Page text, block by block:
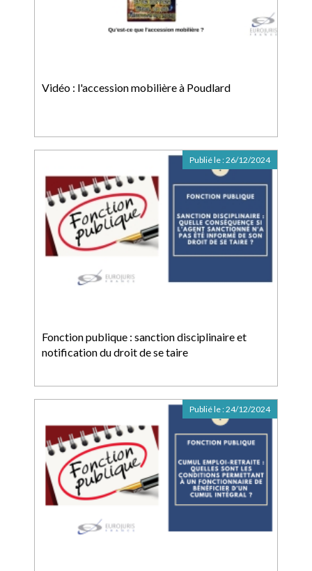
Vidéo : l'accession mobilière à Poudlard
Fonction publique : sanction disciplinaire et
notification du droit de se taire
Publié le :26/12/2024
Publié le :24/12/2024